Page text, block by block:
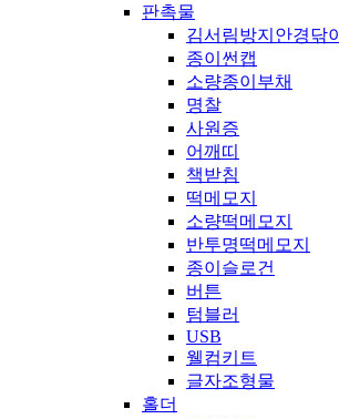
판촉물
김서림방지안경닦이
종이썬캡
소량종이부채
명찰
사원증
어깨띠
책받침
떡메모지
소량떡메모지
반투명떡메모지
종이슬로건
버튼
텀블러
USB
웰컴키트
글자조형물
홀더